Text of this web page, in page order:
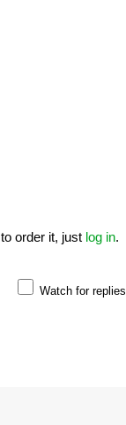
order it, just log in.
Watch for replies